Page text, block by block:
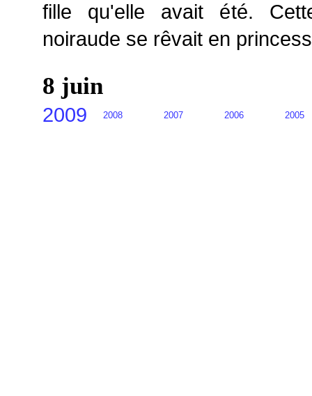
fille qu'elle avait été.
noiraude se rêvait en
8 juin
2009 2008 2007 2006 2005